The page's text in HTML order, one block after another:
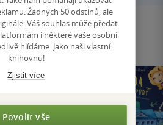
Žádných 50 odstínů, ale
Váš souhlas může předat
i některé vaše osobní
hlídáme. Jako naši vlastní
knihovnu!
Zjistit více
Povolit vše